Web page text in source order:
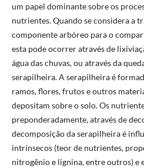
um papel dominante sobre os
nutrientes. Quando se considera a
componente arbóreo para o
esta pode ocorrer através de
água das chuvas, ou através da
serapilheira. A serapilheira é
ramos, flores, frutos e outros
depositam sobre o solo. Os
preponderadamente, através de
decomposição da serapilheira é
intrínsecos (teor de nutrientes,
nitrogênio e lignina, entre outros) e